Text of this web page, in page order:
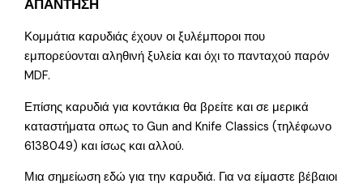
ΑΠΑΝΤΗΣΗ
Κομμάτια καρυδιάς έχουν οι ξυλέμποροι που
εμπορεύονται αληθινή ξυλεία και όχι το πανταχού παρόν
MDF.
Επίσης καρυδιά για κοντάκια θα βρείτε και σε μερικά
καταστήματα οπως το Gun and Knife Classics (τηλέφωνο
6138049) και ίσως και αλλού.
Μια σημείωση εδώ για την καρυδιά. Για να είμαστε βέβαιοι